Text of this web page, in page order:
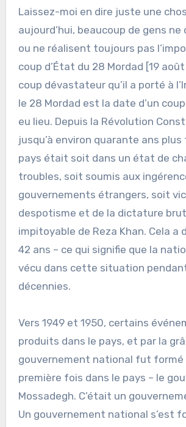
Laissez-moi en dire juste une
aujourd’hui, beaucoup de gens
ou ne réalisent toujours pas
coup d’État du 28 Mordad [19
coup dévastateur qu’il a porté à
le 28 Mordad est la date d’un
eu lieu. Depuis la Révolution
jusqu’à environ quarante ans
pays était soit dans un état de
troubles, soit soumis aux
gouvernements étrangers, soit
despotisme et de la dictature
impitoyable de Reza Khan. Cela a
42 ans – ce qui signifie que la
vécu dans cette situation
décennies.
Vers 1949 et 1950, certains
produits dans le pays, et par la
gouvernement national fut formé
première fois dans le pays – le
Mossadegh. C’était un
Un gouvernement national s’est